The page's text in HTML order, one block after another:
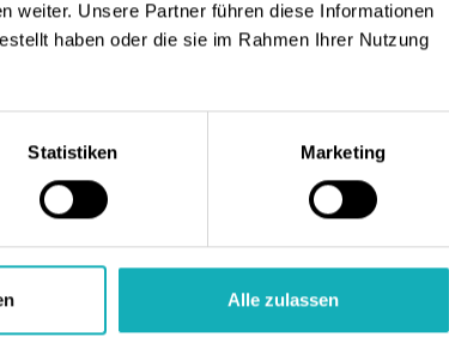
weiter. Unsere Partner führen diese Informationen
haben oder die sie im Rahmen Ihrer Nutzung
Statistiken Marketing
Alle zulassen
klare ESG-Ziele
Diese Ziele sind darauf
und transparente, ethische